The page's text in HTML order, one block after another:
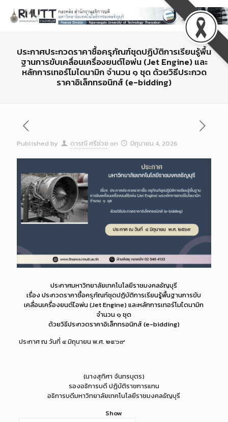
ประกาศประกวดราคาซื้อครุภัณฑ์ชุดปฏิบัติการเรียนรู้พื้น
ฐานการขับเคลื่อนเครื่องยนต์ไอพ่น (Jet Engine) และ
หลักการเทอร์โมไดนามิก จำนวน ๑ ชุด ด้วยวิธีประกวด
ราคาอิเล็กทรอนิกส์ (e-bidding)
Published by ดารณี ศรีช่วย on มิถุนายน 4, 2026
ประกาศมหาวิทยาลัยเทคโนโลยีราชมงคลธัญบุรี
เรื่อง ประกวดราคาซื้อครุภัณฑ์ชุดปฏิบัติการเรียนรู้พื้นฐานการขับ
เคลื่อนเครื่องยนต์ไอพ่น (Jet Engine) และหลักการเทอร์โมไดนามิก
จำนวน ๑ ชุด
ด้วยวิธีประกวดราคาอิเล็กทรอนิกส์ (e-bidding)
ประกาศ ณ วันที่ ๔ มิถุนายน พ.ศ. ๒๕๖๙
(นางสุทิศา จันทรบุตร)
รองอธิการบดี ปฏิบัติราชการแทน
อธิการบดีมหาวิทยาลัยเทคโนโลยีราชมงคลธัญบุรี
Show